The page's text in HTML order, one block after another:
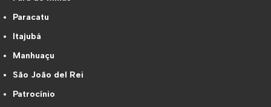
Paracatu
Itajubá
Manhuaçu
São João del Rei
Patrocínio